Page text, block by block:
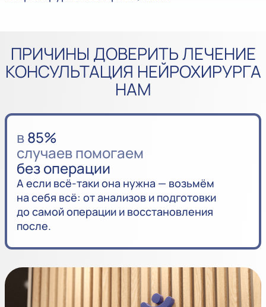
ПРИЧИНЫ ДОВЕРИТЬ ЛЕЧЕНИЕ
КОНСУЛЬТАЦИЯ НЕЙРОХИРУРГА
НАМ
в85%
случаев помогаем
без операции
А если всё-таки она нужна — возьмём
на себя всё: от анализов и подготовки
до самой операции и восстановления
после.